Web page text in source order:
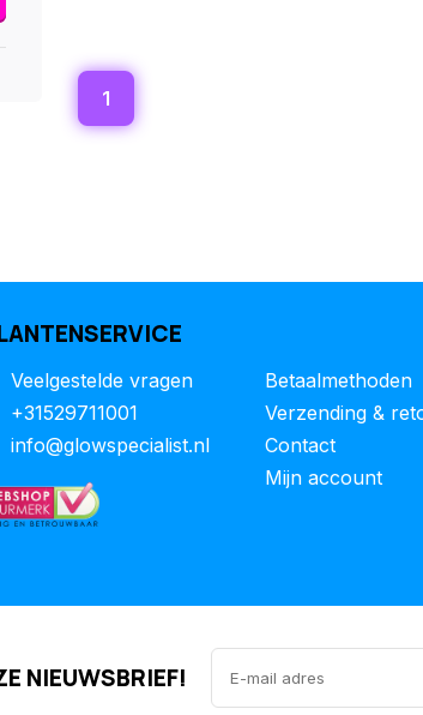
1
Veelgestelde vragen
+31529711001
info@glowspecialist.nl
Betaalmethoden
Verzending &
Contact
Mijn account
NIEUWSBRIEF!